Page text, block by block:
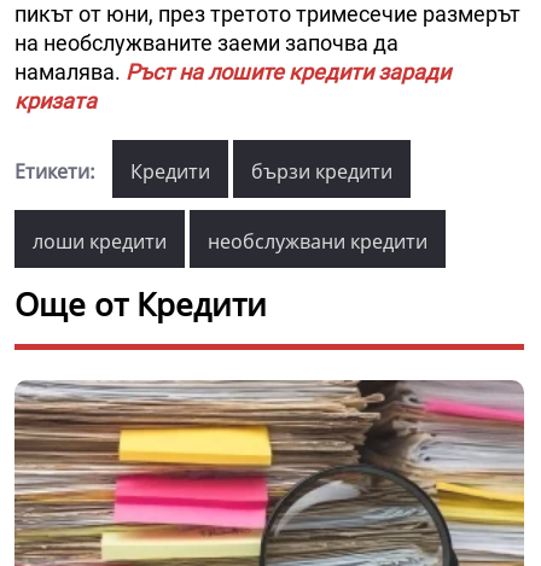
пикът от юни, през третото тримесечие размерът
на необслужваните заеми започва да
намалява. Ръст на лошите кредити заради
кризата
Етикети: Кредити бързи кредити
лоши кредити необслужвани кредити
Още от Кредити